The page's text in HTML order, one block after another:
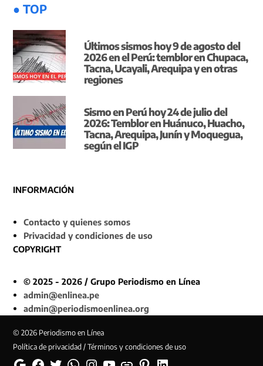
● TOP
Últimos sismos hoy 9 de agosto del
2026 en el Perú: temblor en Chupaca,
Tacna, Ucayali, Arequipa y en otras
regiones
Sismo en Perú hoy 24 de julio del
2026: Temblor en Huánuco, Huacho,
Tacna, Arequipa, Junín y Moquegua,
según el IGP
INFORMACIÓN
Contacto y quienes somos
Privacidad y condiciones de uso
COPYRIGHT
© 2025 - 2026 / Grupo Periodismo en Línea
admin@enlinea.pe
admin@periodismoenlinea.org
© 2026 Periodismo en Línea
Política de privacidad / Términos y condiciones de uso
GoogleFacebookTwitterWhatsappInstagramYouTubeWeb PinterestLinkedin